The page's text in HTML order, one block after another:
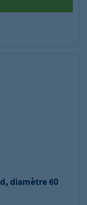
diamètre 60